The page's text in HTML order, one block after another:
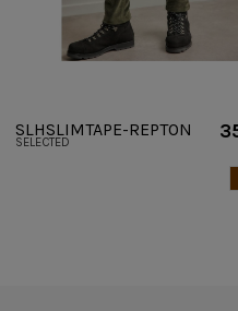
SLHSLIMTAPE-REPTON
172 CORD - PANTALON -
SELECTED